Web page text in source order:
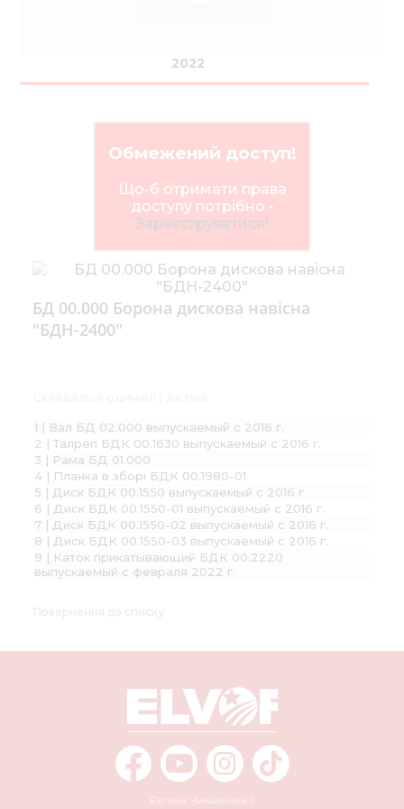
2022
Обмежений доступ!
Що-б отримати права
доступу потрібно -
Зареєструватися!
БД 00.000 Борона дискова навісна
"БДН-2400"
1 | Вал БД 02.000 выпускаемый с 2016 г.
2 | Талреп БДК 00.1630 выпускаемый с 2016 г.
3 | Рама БД 01.000
4 | Планка в зборі БДК 00.1980-01
5 | Диск БДК 00.1550 выпускаемый с 2016 г.
6 | Диск БДК 00.1550-01 выпускаемый с 2016 г.
7 | Диск БДК 00.1550-02 выпускаемый с 2016 г.
8 | Диск БДК 00.1550-03 выпускаемый с 2016 г.
9 | Каток прикатывающий БДК 00.2220
выпускаемый с февраля 2022 г.
Повернення до списку
Євгена Чикаленка, 1